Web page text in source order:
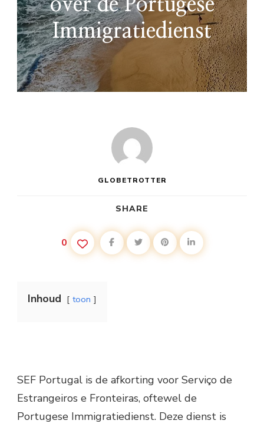
over de Portugese
Immigratiedienst
GLOBETROTTER
SHARE
0
Inhoud toon
SEF Portugal is de afkorting voor Serviço de
Estrangeiros e Fronteiras, oftewel de
Portugese Immigratiedienst. Deze dienst is